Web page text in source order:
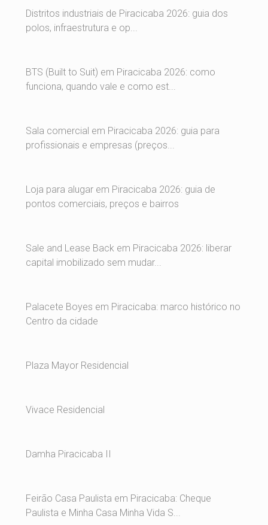
Distritos industriais de Piracicaba 2026: guia dos
polos, infraestrutura e op...
BTS (Built to Suit) em Piracicaba 2026: como
funciona, quando vale e como est...
Sala comercial em Piracicaba 2026: guia para
profissionais e empresas (preços...
Loja para alugar em Piracicaba 2026: guia de
pontos comerciais, preços e bairros
Sale and Lease Back em Piracicaba 2026: liberar
capital imobilizado sem mudar...
Palacete Boyes em Piracicaba: marco histórico no
Centro da cidade
Plaza Mayor Residencial
Vivace Residencial
Damha Piracicaba II
Feirão Casa Paulista em Piracicaba: Cheque
Paulista e Minha Casa Minha Vida S...